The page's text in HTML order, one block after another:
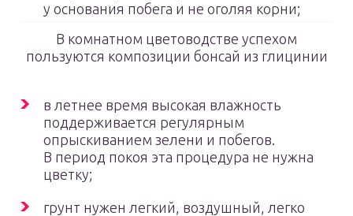
у основания побега и не оголяя корни;
В комнатном цветоводстве успехом
пользуются композиции бонсай из глицинии
в летнее время высокая влажность
поддерживается регулярным
опрыскиванием зелени и побегов.
В период покоя эта процедура не нужна
цветку;
грунт нужен легкий, воздушный, легко